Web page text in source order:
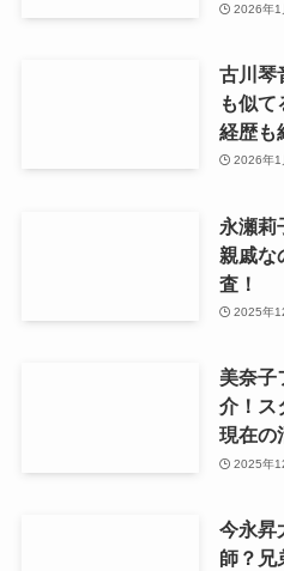
2026年1
古川琴
も似
経歴も
2026年1
永瀬莉
親戚な
査！
2025年
美奈子
介！ス
現在の
2025年
今永昇
師？兄